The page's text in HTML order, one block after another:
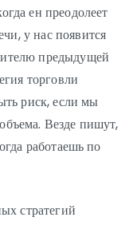
ен преодолеет
у нас появится
предыдущей
торговли
риск, если мы
Везде пишут,
работаешь по
стратегий